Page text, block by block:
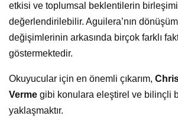
etkisi ve toplumsal beklentilerin
değerlendirilebilir. Aguilera’nın
değişimlerinin arkasında birçok farklı
göstermektedir.
Okuyucular için en önemli çıkarım,
Verme gibi konulara eleştirel ve bilinçli
yaklaşmaktır.